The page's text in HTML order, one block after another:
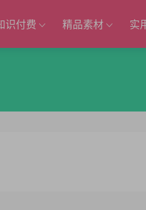
识付费 精品素材 实